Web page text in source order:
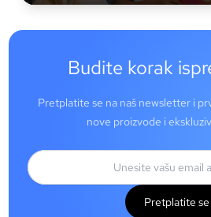
Budite korak
Pretplatite se na naš newsletter i
nove proizvode i
Pretplatite se